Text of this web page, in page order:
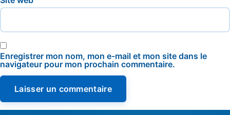
Enregistrer mon nom, mon e-mail et mon site dans le
navigateur pour mon prochain commentaire.